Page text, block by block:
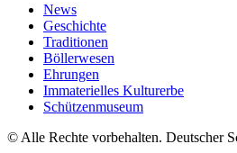
News
Geschichte
Traditionen
Böllerwesen
Ehrungen
Immaterielles Kulturerbe
Schützenmuseum
© Alle Rechte vorbehalten. Deutscher